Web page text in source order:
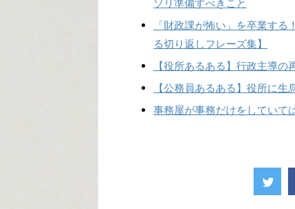
ソリ準備すべきこと
「財政課が怖い」を卒業す
る切り返しフレーズ集】
【役所あるある】行政主導
【公務員あるある】役所に
事務屋が事務だけをしていて